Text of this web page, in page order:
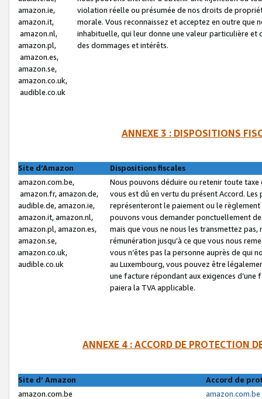
amazon.ie,
amazon.it,
amazon.nl,
amazon.pl,
amazon.es,
amazon.se,
amazon.co.uk,
audible.co.uk
violation réelle ou présumée de nos droits de
morale. Vous reconnaissez et acceptez en outre que
inhabituelle, qui leur donne une valeur particulière
des dommages et intérêts.
ANNEXE 3 : DISPOSITIONS
Site d’Amazon
Dispositions fiscales
amazon.com.be,
amazon.fr, amazon.de,
audible.de, amazon.ie,
amazon.it, amazon.nl,
amazon.pl, amazon.es,
amazon.se,
amazon.co.uk,
audible.co.uk
Nous pouvons déduire ou retenir toute
vous est dû en vertu du présent Accord.
représenteront le paiement ou le
pouvons vous demander ponctuellement
mais que vous ne nous les transmettez
rémunération jusqu’à ce que vous nous
vous n’êtes pas la personne auprès de qui
au Luxembourg, vous pouvez être
une facture répondant aux exigences
paiera la TVA applicable.
ANNEXE 4 : ACCORD DE PROTECTION
Site d’ Amazon
Accord de
amazon.com.be